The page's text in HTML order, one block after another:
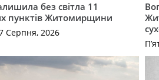
без світла 11
пунктів Житомирщини
Серпня, 2026